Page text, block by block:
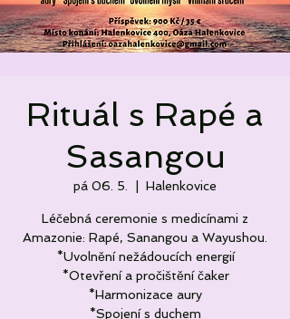
Rituál s Rapé a
Sasangou
pá 06. 5. Halenkovice
Léčebná ceremonie s medicínami z
Amazonie: Rapé, Sanangou a Wayushou.
*Uvolnění nežádoucích energií
*Otevření a pročištění čaker
*Harmonizace aury
*Spojení s duchem